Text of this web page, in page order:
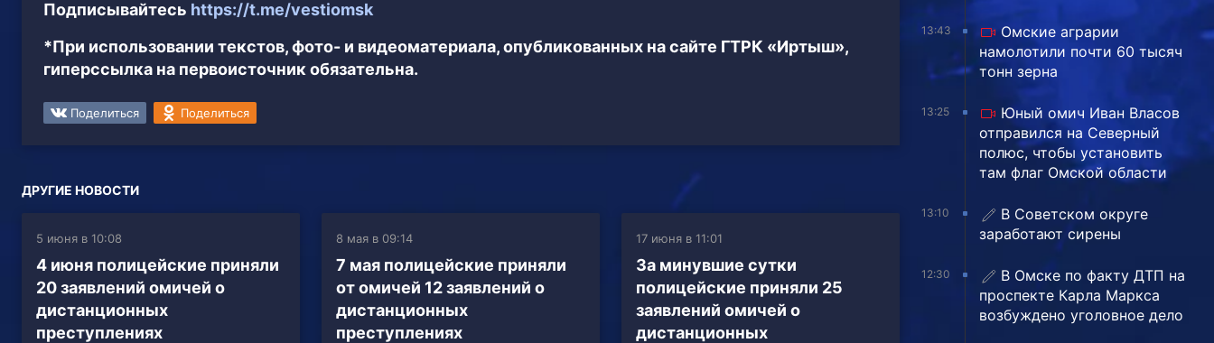
Подписывайтесь https://t.me/vestiomsk
*При использовании текстов, фото- и видеоматериала, опубликованных на сайте ГТРК «Иртыш»,
гиперссылка на первоисточник обязательна.
Поделиться Поделиться
ДРУГИЕ НОВОСТИ
5 июня в 10:08
4 июня полицейские приняли
20 заявлений омичей о
дистанционных
преступлениях
8 мая в 09:14
7 мая полицейские приняли
от омичей 12 заявлений о
дистанционных
преступлениях
17 июня в 11:01
За минувшие сутки
полицейские приняли 25
заявлений омичей о
дистанционных
13:43
Омские аграрии
намолотили почти 60 тысяч
тонн зерна
13:25
Юный омич Иван Власов
отправился на Северный
полюс, чтобы установить
там флаг Омской области
13:10
В Советском округе
заработают сирены
12:30
В Омске по факту ДТП на
проспекте Карла Маркса
возбуждено уголовное дело